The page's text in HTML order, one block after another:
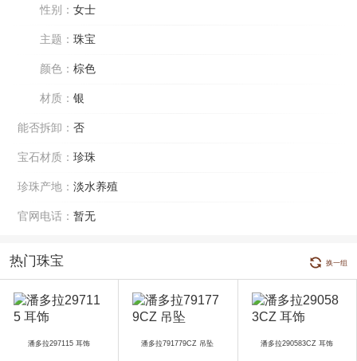
性别： 女士
主题： 珠宝
颜色： 棕色
材质： 银
能否拆卸： 否
宝石材质： 珍珠
珍珠产地： 淡水养殖
官网电话： 暂无
热门珠宝 换一组
潘多拉297115 耳饰 潘多拉791779CZ 吊坠 潘多拉290583CZ 耳饰